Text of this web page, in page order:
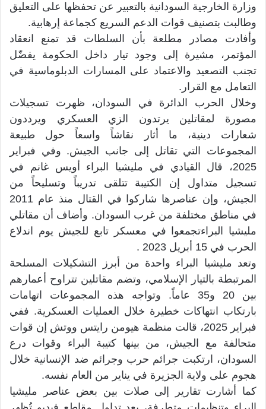
وزارة الخارجية السودانية بالتعبير عن تحفظها على التعليق
وطالبت بتصنيف قوات الدعم السريع كجماعة إرهابية.
وأفادت مصادر مطلعة بأن السلطات قد تمنع انعقاد
المؤتمر، مشيرة إلى وجود تيار داخل الحكومة يفضّل
تجنب التصعيد والاعتماد على المسارات الدبلوماسية في
التعامل مع القرار.
وخلال الحرب الدائرة في السودان، ظهرت تسجيلات
مصورة لمقاتلين يرتدون الزي العسكري ويرددون
شعارات دينية، ما أثار نقاشاً واسعاً حول طبيعة
المجموعات التي تقاتل إلى جانب الجيش. وفي فبراير
2025، قال القيادي في مليشيا البراء أويس غانم في
تسجيل متداول إن الكتيبة تتلقى تدريباً وتسليحاً من
الجيش، وإن عناصرها شاركوا في القتال منذ عام 2011
في مناطق مختلفة من غرب السودان. وأضاف أن مقاتلي
مليشيا البراءتجمعوا في معسكر تابع للجيش يوم اندلاع
الحرب في 15 أبريل 2023 .
وتعد مليشيا البراء واحدة من أبرز التشكيلات المسلحة
المرتبطة بالتيار الإسلامي، وتضم مقاتلين تتراوح أعمارهم
بين 20 و35 عاماً. وتواجه هذه المجموعات اتهامات
بارتكاب انتهاكات خطيرة خلال العمليات العسكرية. ففي
فبراير 2025، قالت منظمة هيومن رايتس ووتش إن قوات
متحالفة مع الجيش، من بينها كتيبة البراء وقوات درع
السودان، ارتكبت جرائم حرب وجرائم ضد الإنسانية خلال
هجوم على ولاية الجزيرة في يناير من العام نفسه.
كما أشارت تقارير إلى صلات بين بعض عناصر مليشيا